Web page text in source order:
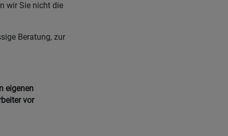
wir Sie nicht die
Beratung, zur
eigenen
vor